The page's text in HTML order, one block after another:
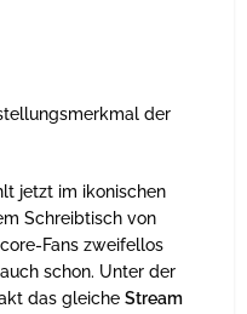
der
jetzt im ikonischen
Schreibtisch von
Fans zweifellos
schon. Unter der
das gleicheStream